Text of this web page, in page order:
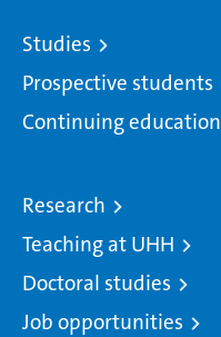
Studies
Prospective students
Continuing education
Research
Teaching at UHH
Doctoral studies
Job opportunities